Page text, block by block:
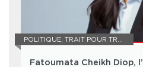
POLITIQUE TRAIT POUR TRAIT
Fatoumata Cheikh Diop,